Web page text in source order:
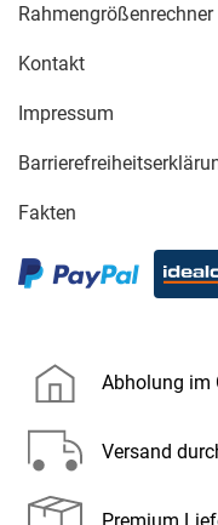
Rahmengrößenrechner
Kontakt
Impressum
Fakten
Abholung im
Versand